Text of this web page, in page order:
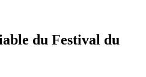
du Festival du